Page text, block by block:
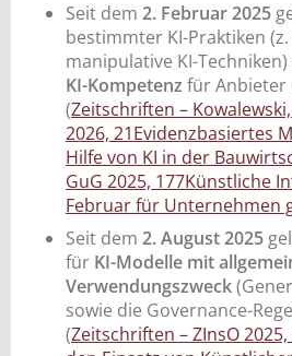
Seit dem 2. Februar 2025
bestimmter KI-Praktiken (z.
manipulative KI-
KI-Kompetenz für Anbieter
(Zeitschriften –
2026, 21Evidenzbasiertes
Hilfe von KI in der
GuG 2025, 177Künstliche
Februar für Unternehmen
Seit dem 2. August 2025
für KI-Modelle mit
Verwendungszweck
sowie die Governance-
(Zeitschriften – ZInsO